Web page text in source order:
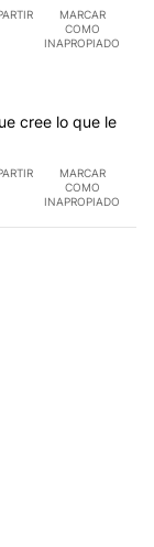
MARCAR
COMO
INAPROPIADO
cree lo que le
MARCAR
COMO
INAPROPIADO